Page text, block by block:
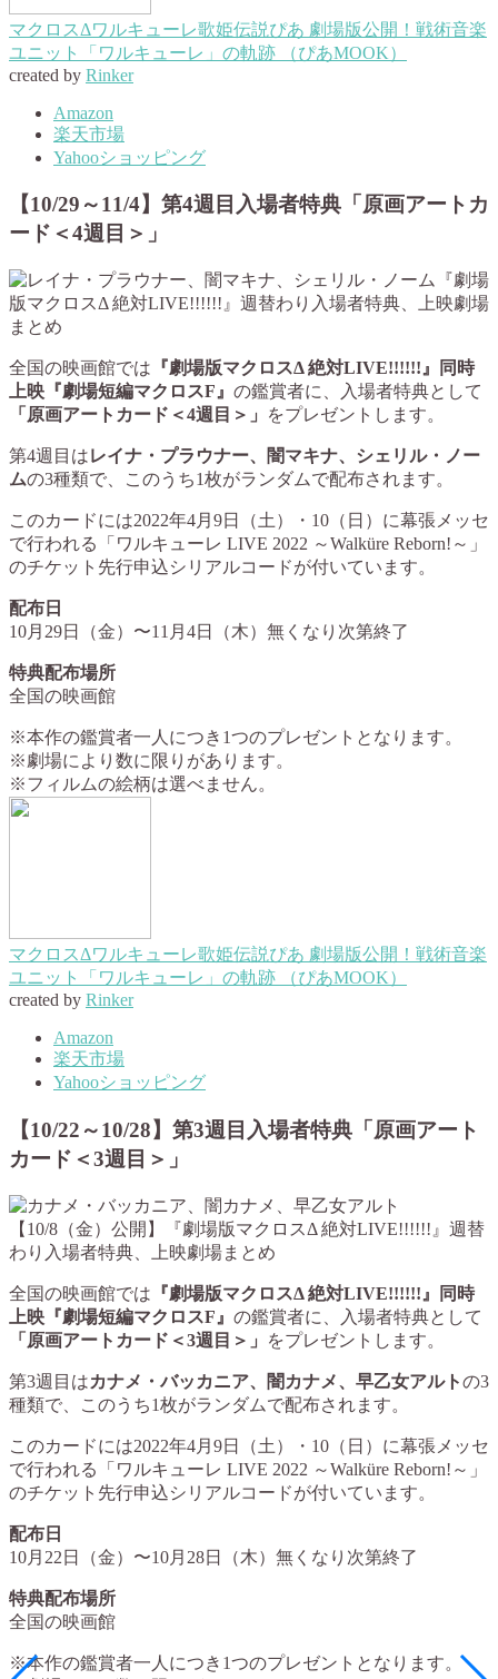
マクロスΔワルキューレ歌姫伝説ぴあ 劇場版公開！戦術音楽
ユニット「ワルキューレ」の軌跡 （ぴあMOOK）
created by Rinker
Amazon
楽天市場
Yahooショッピング
【10/29～11/4】第4週目入場者特典「原画アートカ
ード＜4週目＞」
全国の映画館では 『劇場版マクロスΔ 絶対LIVE!!!!!!』同時
上映『劇場短編マクロスF』 の鑑賞者に、入場者特典として
「原画アートカード＜4週目＞」
をプレゼントします。
第4週目はレイナ・プラウナー、闇マキナ、シェリル・ノー
ムの3種類で、このうち1枚がランダムで配布されます。
このカードには2022年4月9日（土）・10（日）に幕張メッセ
で行われる「ワルキューレ LIVE 2022 ～Walküre Reborn!～」
のチケット先行申込シリアルコードが付いています。
配布日
10月29日（金）〜11月4日（木）無くなり次第終了
特典配布場所
全国の映画館
※本作の鑑賞者一人につき1つのプレゼントとなります。
※劇場により数に限りがあります。
※フィルムの絵柄は選べません。
マクロスΔワルキューレ歌姫伝説ぴあ 劇場版公開！戦術音楽
ユニット「ワルキューレ」の軌跡 （ぴあMOOK）
created by Rinker
Amazon
楽天市場
Yahooショッピング
【10/22～10/28】第3週目入場者特典「原画アート
カード＜3週目＞」
全国の映画館では 『劇場版マクロスΔ 絶対LIVE!!!!!!』同時
上映『劇場短編マクロスF』 の鑑賞者に、入場者特典として
「原画アートカード＜3週目＞」
をプレゼントします。
第3週目はカナメ・バッカニア、闇カナメ、早乙女アルトの3
種類で、このうち1枚がランダムで配布されます。
このカードには2022年4月9日（土）・10（日）に幕張メッセ
で行われる「ワルキューレ LIVE 2022 ～Walküre Reborn!～」
のチケット先行申込シリアルコードが付いています。
配布日
10月22日（金）〜10月28日（木）無くなり次第終了
特典配布場所
全国の映画館
※本作の鑑賞者一人につき1つのプレゼントとなります。